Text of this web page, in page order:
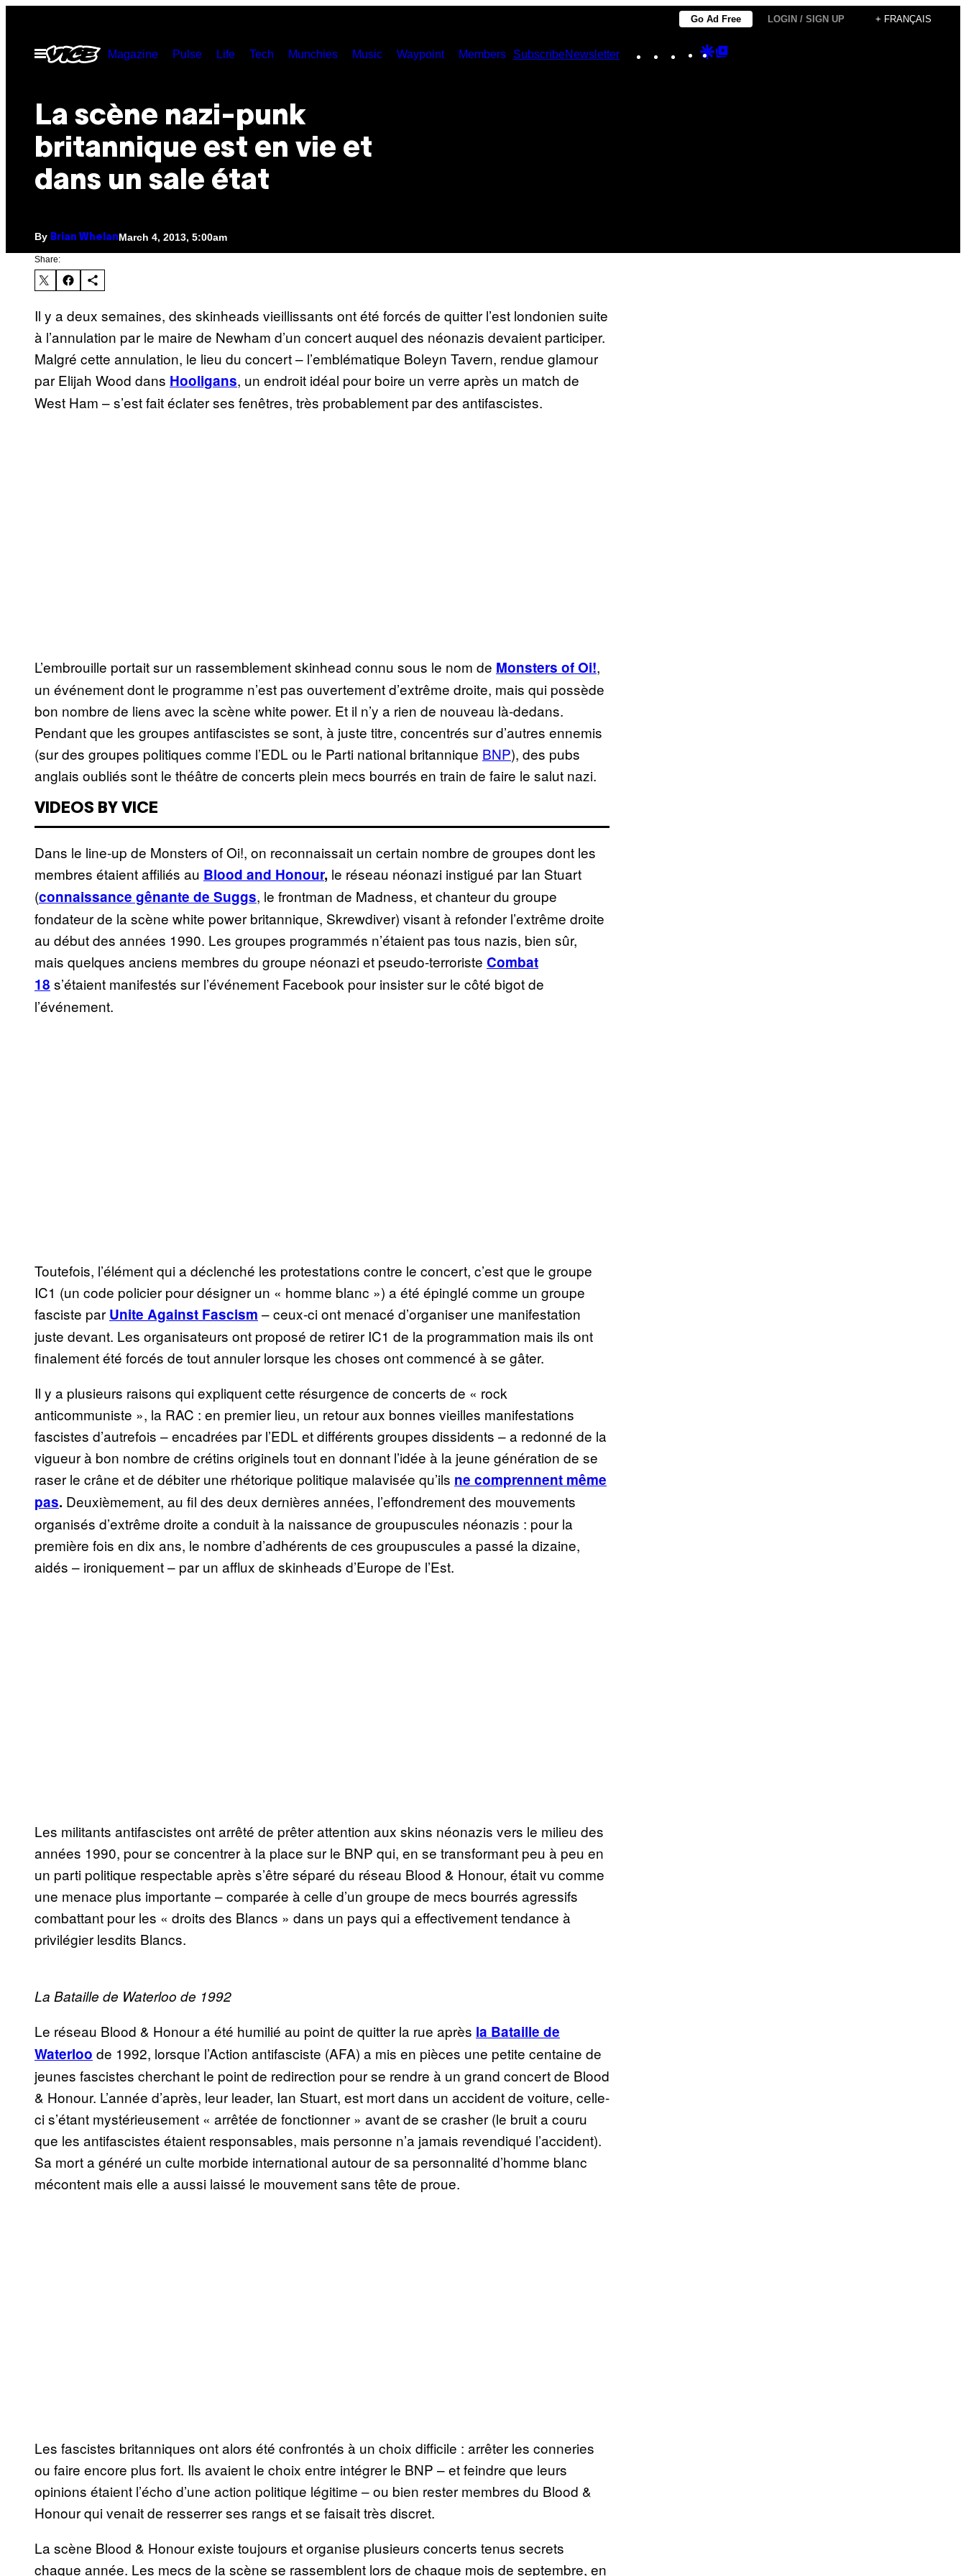
content
Go Ad Free LOGIN / SIGN UP + FRANÇAIS
Open
Menu
Magazine Pulse Life Tech Munchies Music Waypoint Members SubscribeNewsletter Instagram
TikTokYouTube
Google
La scène nazi-punk
britannique est en vie et
dans un sale état
By Brian WhelanMarch 4, 2013, 5:00am
Share:
Il y a deux semaines, des skinheads vieillissants ont été forcés de quitter l’est londonien suite
à l’annulation par le maire de Newham d’un concert auquel des néonazis devaient participer.
Malgré cette annulation, le lieu du concert – l’emblématique Boleyn Tavern, rendue glamour
par Elijah Wood dans Hooligans, un endroit idéal pour boire un verre après un match de
West Ham – s’est fait éclater ses fenêtres, très probablement par des antifascistes.
L’embrouille portait sur un rassemblement skinhead connu sous le nom de Monsters of Oi!,
un événement dont le programme n’est pas ouvertement d’extrême droite, mais qui possède
bon nombre de liens avec la scène white power. Et il n’y a rien de nouveau là-dedans.
Pendant que les groupes antifascistes se sont, à juste titre, concentrés sur d’autres ennemis
(sur des groupes politiques comme l’EDL ou le Parti national britannique BNP), des pubs
anglais oubliés sont le théâtre de concerts plein mecs bourrés en train de faire le salut nazi.
VIDEOS BY VICE
Dans le line-up de Monsters of Oi!, on reconnaissait un certain nombre de groupes dont les
membres étaient affiliés au Blood and Honour, le réseau néonazi instigué par Ian Stuart
(connaissance gênante de Suggs, le frontman de Madness, et chanteur du groupe
fondateur de la scène white power britannique, Skrewdiver) visant à refonder l’extrême droite
au début des années 1990. Les groupes programmés n’étaient pas tous nazis, bien sûr,
mais quelques anciens membres du groupe néonazi et pseudo-terroriste Combat
18 s’étaient manifestés sur l’événement Facebook pour insister sur le côté bigot de
l’événement.
Toutefois, l’élément qui a déclenché les protestations contre le concert, c’est que le groupe
IC1 (un code policier pour désigner un « homme blanc ») a été épinglé comme un groupe
fasciste par Unite Against Fascism – ceux-ci ont menacé d’organiser une manifestation
juste devant. Les organisateurs ont proposé de retirer IC1 de la programmation mais ils ont
finalement été forcés de tout annuler lorsque les choses ont commencé à se gâter.
Il y a plusieurs raisons qui expliquent cette résurgence de concerts de « rock
anticommuniste », la RAC : en premier lieu, un retour aux bonnes vieilles manifestations
fascistes d’autrefois – encadrées par l’EDL et différents groupes dissidents – a redonné de la
vigueur à bon nombre de crétins originels tout en donnant l’idée à la jeune génération de se
raser le crâne et de débiter une rhétorique politique malavisée qu’ils ne comprennent même
pas. Deuxièmement, au fil des deux dernières années, l’effondrement des mouvements
organisés d’extrême droite a conduit à la naissance de groupuscules néonazis : pour la
première fois en dix ans, le nombre d’adhérents de ces groupuscules a passé la dizaine,
aidés – ironiquement – par un afflux de skinheads d’Europe de l’Est.
Les militants antifascistes ont arrêté de prêter attention aux skins néonazis vers le milieu des
années 1990, pour se concentrer à la place sur le BNP qui, en se transformant peu à peu en
un parti politique respectable après s’être séparé du réseau Blood & Honour, était vu comme
une menace plus importante – comparée à celle d’un groupe de mecs bourrés agressifs
combattant pour les « droits des Blancs » dans un pays qui a effectivement tendance à
privilégier lesdits Blancs.
La Bataille de Waterloo de 1992
Le réseau Blood & Honour a été humilié au point de quitter la rue après la Bataille de
Waterloo de 1992, lorsque l’Action antifasciste (AFA) a mis en pièces une petite centaine de
jeunes fascistes cherchant le point de redirection pour se rendre à un grand concert de Blood
& Honour. L’année d’après, leur leader, Ian Stuart, est mort dans un accident de voiture, celle-
ci s’étant mystérieusement « arrêtée de fonctionner » avant de se crasher (le bruit a couru
que les antifascistes étaient responsables, mais personne n’a jamais revendiqué l’accident).
Sa mort a généré un culte morbide international autour de sa personnalité d’homme blanc
mécontent mais elle a aussi laissé le mouvement sans tête de proue.
Les fascistes britanniques ont alors été confrontés à un choix difficile : arrêter les conneries
ou faire encore plus fort. Ils avaient le choix entre intégrer le BNP – et feindre que leurs
opinions étaient l’écho d’une action politique légitime – ou bien rester membres du Blood &
Honour qui venait de resserrer ses rangs et se faisait très discret.
La scène Blood & Honour existe toujours et organise plusieurs concerts tenus secrets
chaque année. Les mecs de la scène se rassemblent lors de chaque mois de septembre, en